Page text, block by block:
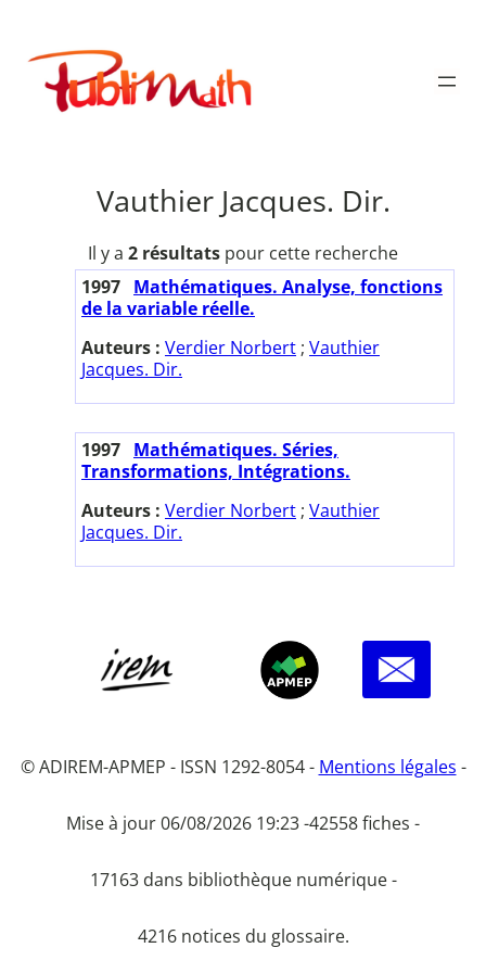
contenu
Publimath
Vauthier Jacques. Dir.
Il y a 2 résultats pour cette recherche
1997 Mathématiques. Analyse, fonctions
de la variable réelle.
Auteurs : Verdier Norbert ; Vauthier
Jacques. Dir.
1997 Mathématiques. Séries,
Transformations, Intégrations.
Auteurs : Verdier Norbert ; Vauthier
Jacques. Dir.
© ADIREM-APMEP - ISSN 1292-8054 - Mentions légales -
Mise à jour 06/08/2026 19:23 -42558 fiches -
17163 dans bibliothèque numérique -
4216 notices du glossaire.